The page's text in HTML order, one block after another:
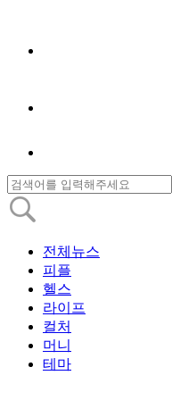
전체뉴스
피플
헬스
라이프
컬처
머니
테마